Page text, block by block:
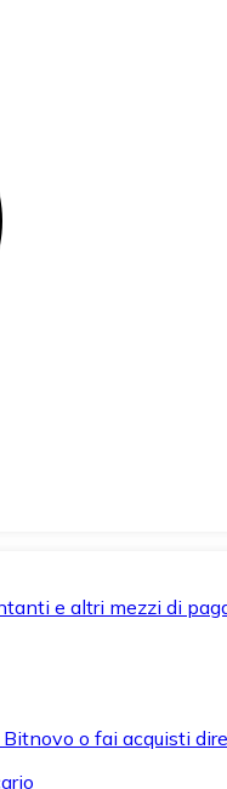
e altri mezzi di
o fai acquisti